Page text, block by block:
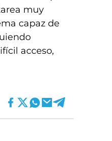
muy
capaz de
acceso,